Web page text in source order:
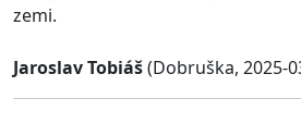
zemi.
Jaroslav Tobiáš(Dobruška, 2025-